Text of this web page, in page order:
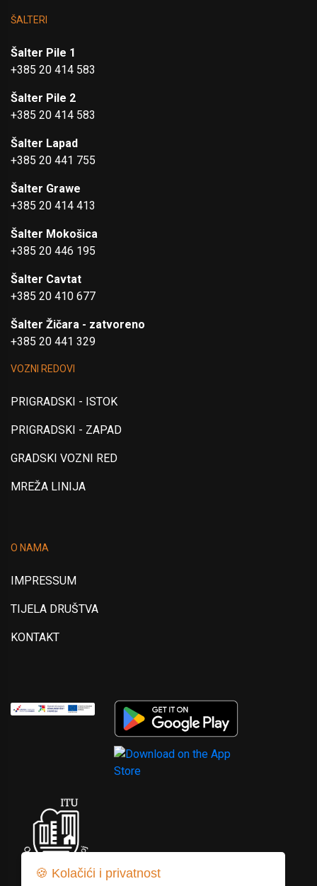
ŠALTERI
Šalter Pile 1
+385 20 414 583
Šalter Pile 2
+385 20 414 583
Šalter Lapad
+385 20 441 755
Šalter Grawe
+385 20 414 413
Šalter Mokošica
+385 20 446 195
Šalter Cavtat
+385 20 410 677
Šalter Žičara - zatvoreno
+385 20 441 329
VOZNI REDOVI
PRIGRADSKI - ISTOK
PRIGRADSKI - ZAPAD
GRADSKI VOZNI RED
MREŽA LINIJA
O NAMA
IMPRESSUM
TIJELA DRUŠTVA
KONTAKT
🍪 Kolačići i privatnost